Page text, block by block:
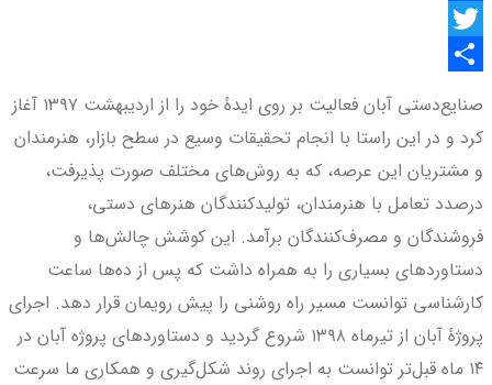
Facebook
Twitter
گذاری
صنایع‌دستی آبان فعالیت بر روی ایدهٔ خود را از اردیبهشت ۱۳۹۷ آغاز
کرد و در این راستا با انجام تحقیقات وسیع در سطح بازار، هنرمندان
و مشتریان این عرصه، که به روش‌های مختلف صورت پذیرفت،
درصدد تعامل با هنرمندان، تولیدکنندگان هنرهای دستی،
فروشندگان و مصرف‌کنندگان برآمد. این کوشش چالش‌ها و
دستاوردهای بسیاری را به همراه داشت که پس از ده‌ها ساعت
کارشناسی توانست مسیر راه روشنی را پیش رویمان قرار دهد. اجرای
پروژهٔ آبان از تیرماه ۱۳۹۸ شروع گردید و دستاوردهای پروژه آبان در
۱۴ ماه قبل‌تر توانست به اجرای روند شکل‌گیری و همکاری ما سرعت